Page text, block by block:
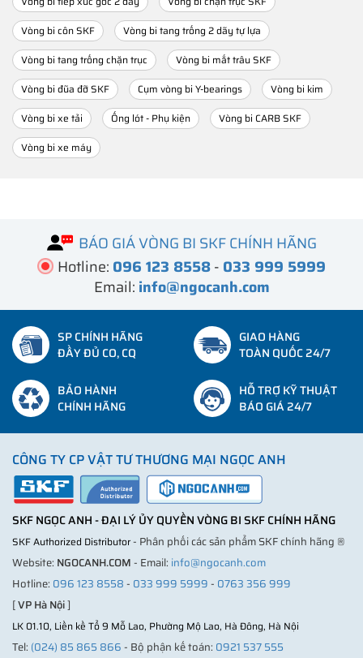
Vòng bi côn SKF
Vòng bi tang trống 2 dãy tự lựa
Vòng bi tang trống chặn trục
Vòng bi mắt trâu SKF
Vòng bi đũa đỡ SKF
Cụm vòng bi Y-bearings
Vòng bi kim
Vòng bi xe tải
Ống lót - Phụ kiện
Vòng bi CARB SKF
Vòng bi xe máy
BÁO GIÁ VÒNG BI SKF CHÍNH HÃNG
Hotline: 096 123 8558- 033 999 5999
Email: info@ngocanh.com
SP CHÍNH HÃNG
ĐẦY ĐỦ CO, CQ
GIAO HÀNG
TOÀN QUỐC 24/7
BẢO HÀNH
CHÍNH HÃNG
HỖ TRỢ KỸ THUẬT
BÁO GIÁ 24/7
CÔNG TY CP VẬT TƯ THƯƠNG MẠI NGỌC ANH
SKF NGỌC ANH - ĐẠI LÝ ỦY QUYỀN VÒNG BI SKF CHÍNH HÃNG
SKF Authorized Distributor- Phân phối các sản phẩm SKF chính hãng ®
Website: NGOCANH.COM- Email: info@ngocanh.com
Hotline: 096 123 8558- 033 999 5999- 0763 356 999
[VP Hà Nội]
LK 01.10, Liền kề Tổ 9 Mỗ Lao, Phường Mộ Lao, Hà Đông, Hà Nội
Tel: (024) 85 865 866- Bộ phận kế toán: 0921 537 555